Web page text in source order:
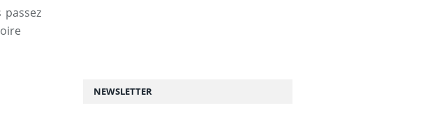
NEWSLETTER